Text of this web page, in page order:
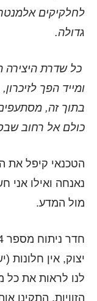
לחלקיקים
גדולה.
כל שדרת היצירה
ומייד הפך
בתוך זה, מסתעפים
כולם אל רחוב
הטכנאי קיפל את
נאנחה ואילו אני
מול המדע.
יצוק, אין חלונות
לנו לראות את כל
הזוויות, התקינו